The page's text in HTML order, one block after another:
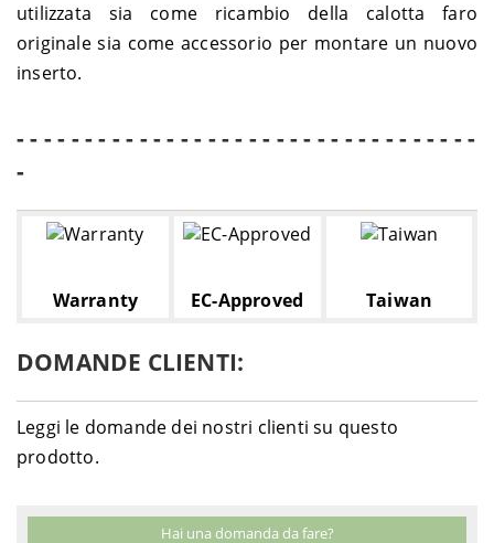
utilizzata sia come ricambio della calotta faro
originale sia come accessorio per montare un nuovo
inserto.
- - - - - - - - - - - - - - - - - - - - - - - - - - - - - - - - - -
-
Warranty EC-Approved Taiwan
DOMANDE CLIENTI:
Leggi le domande dei nostri clienti su questo
prodotto.
Hai una domanda da fare?